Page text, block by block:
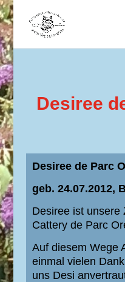
Desiree
Desiree de Parc
geb. 24.07.2012,
Desiree ist unsere
Cattery de Parc
Auf diesem Wege
einmal vielen
uns Desi